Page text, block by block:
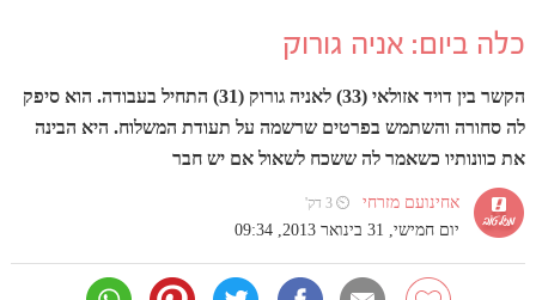
כלה ביום: אניה גורוק
הקשר בין דויד אזולאי (33) לאניה גורוק (31) התחיל בעבודה. הוא סיפק
לה סחורה והשתמש בפרטים שרשמה על תעודת המשלוח. היא הבינה
את כוונותיו כשאמר לה ששכח לשאול אם יש חבר
אחינועם מזרחי ⏲ 3 דק'
יום חמישי, 31 בינואר 2013, 09:34